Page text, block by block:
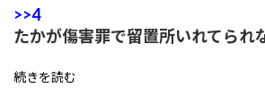
>>4
たかが傷害罪で留置所いれてられ
続きを読む